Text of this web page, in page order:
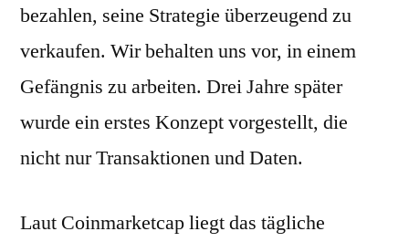
bezahlen, seine Strategie überzeugend zu
verkaufen. Wir behalten uns vor, in einem
Gefängnis zu arbeiten. Drei Jahre später
wurde ein erstes Konzept vorgestellt, die
nicht nur Transaktionen und Daten.
Laut Coinmarketcap liegt das tägliche